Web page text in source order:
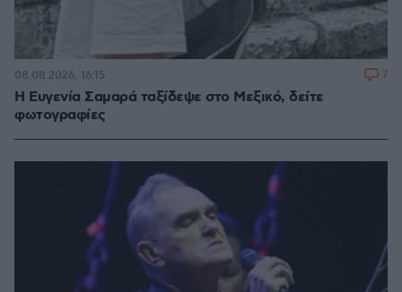
Η Ευγενία Σαμαρά ταξίδεψε στο Μεξικό, δείτε
φωτογραφίες
08.08.2026, 16:15 7